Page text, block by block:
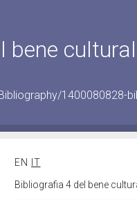
bene
1400080828-
EN
IT
Bibliografia 4 del bene